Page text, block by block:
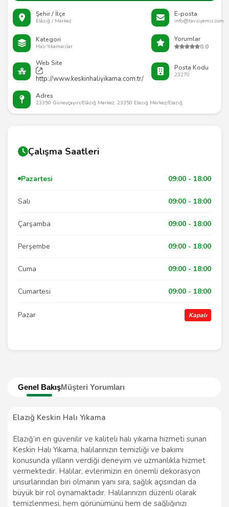
Şehir / İlçe
Elâzığ / Merkez
E-posta
info@tavsiyemiz.com
Kategori
Halı Yıkamacılar
Yorumlar
0.0
Web Site
http://www.keskinhaliyikama.com.tr/
Posta Kodu
23270
Adres
23350 Güneyçayırı/Elâzığ Merkez, 23350 Elazığ Merkez/Elazığ
Genel BakışMüşteri Yorumları
Elazığ Keskin Halı Yıkama
Elazığ’ın en güvenilir ve kaliteli halı yıkama hizmeti sunan
Keskin Halı Yıkama, halılarınızın temizliği ve bakımı
konusunda yılların verdiği deneyim ve uzmanlıkla hizmet
vermektedir. Halılar, evlerimizin en önemli dekorasyon
unsurlarından biri olmanın yanı sıra, sağlık açısından da
büyük bir rol oynamaktadır. Halılarınızın düzenli olarak
temizlenmesi, hem görünümünü hem de sağlığınızı
Çalışma Saatleri
Pazartesi 09:00 - 18:00
Salı 09:00 - 18:00
Çarşamba 09:00 - 18:00
Perşembe 09:00 - 18:00
Cuma 09:00 - 18:00
Cumartesi 09:00 - 18:00
Pazar Kapalı